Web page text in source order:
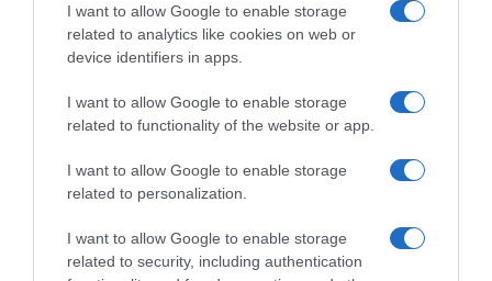
I want to allow Google to enable storage
related to analytics like cookies on web or
device identifiers in apps.
I want to allow Google to enable storage
related to functionality of the website or app.
I want to allow Google to enable storage
related to personalization.
I want to allow Google to enable storage
related to security, including authentication
ΔΕΙΤΕ ΤΗΝ ΚΙΝΗΣΗ ΣΤΟΥΣ ΔΡΌΜΟΥΣ
Κίνηση Τώρα: Live Χάρτης Αθήνας